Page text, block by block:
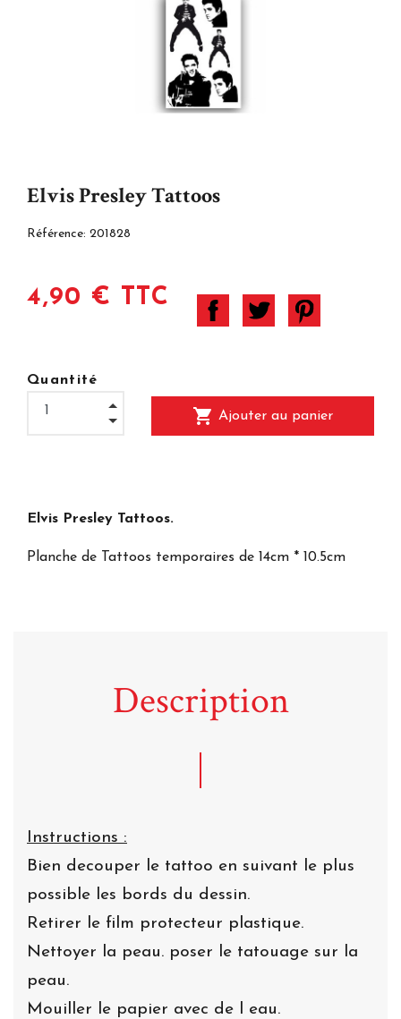
Elvis Presley Tattoos
Référence: 201828
4,90 € TTC
Quantité
shopping_cart Ajouter au panier
Elvis Presley Tattoos.
Planche de Tattoos temporaires de 14cm * 10.5cm
Description
Instructions :
Bien decouper le tattoo en suivant le plus
possible les bords du dessin.
Retirer le film protecteur plastique.
Nettoyer la peau. poser le tatouage sur la
peau.
Mouiller le papier avec de l eau.